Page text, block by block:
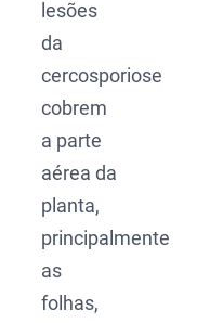
lesões
da
cercosporiose
cobrem
a parte
aérea da
planta,
principalmente
as
folhas,